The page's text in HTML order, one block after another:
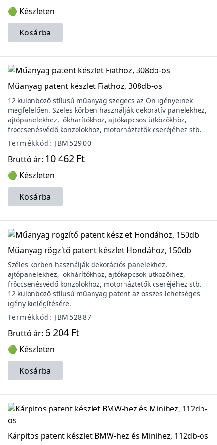
🟢 Készleten
Kosárba
Műanyag patent készlet Fiathoz, 308db-os
12 különböző stílusú műanyag szegecs az Ön igényeinek
megfelelően. Széles körben használják dekoratív panelekhez,
ajtópanelekhez, lökhárítókhoz, ajtókapcsos ütközőkhöz,
fröccsenésvédő konzolokhoz, motorháztetők cseréjéhez stb.
Termékkód: JBM52900
Bruttó ár: 10 462 Ft
🟢 Készleten
Kosárba
Műanyag rögzítő patent készlet Hondához, 150db
Széles körben használják dekorációs panelekhez,
ajtópanelekhez, lökhárítókhoz, ajtókapcsok ütközőihez,
fröccsenésvédő konzolokhoz, motorháztetők cseréjéhez stb.
12 különböző stílusú műanyag patent az összes lehetséges
igény kielégítésére.
Termékkód: JBM52887
Bruttó ár: 6 204 Ft
🟢 Készleten
Kosárba
Kárpitos patent készlet BMW-hez és Minihez, 112db-os